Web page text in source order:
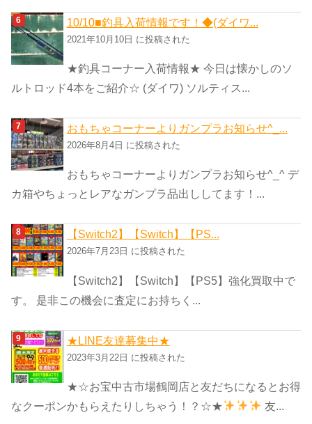
10/10■釣具入荷情報です！◆(ダイワ...
2021年10月10日 に投稿された
★釣具コーナー入荷情報★ 今日は懐かしのソ
ルトロッド4本をご紹介☆ (ダイワ) ソルティス...
おもちゃコーナーよりガンプラお知らせ^_...
2026年8月4日 に投稿された
おもちゃコーナーよりガンプラお知らせ^_^ デ
カ箱やちょっとレアなガンプラ品出ししてます！...
【Switch2】【Switch】【PS...
2026年7月23日 に投稿された
【Switch2】【Switch】【PS5】強化買取中で
す。 是非この機会に査定にお持ちく...
★LINE友達募集中★
2023年3月22日 に投稿された
★☆お宝中古市場鶴岡店と友だちになるとお得
なクーポンかもらえたりしちゃう！？☆★
友...